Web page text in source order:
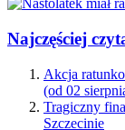
Najczęściej
Akcja
(od 02
Tragiczny
Szczecinie